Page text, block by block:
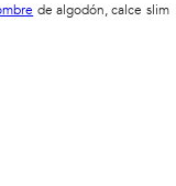
de algodón, calce slim